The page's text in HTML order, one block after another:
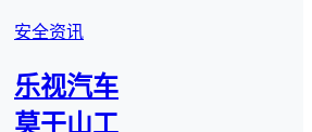
安全资讯
乐视汽车
莫干山工